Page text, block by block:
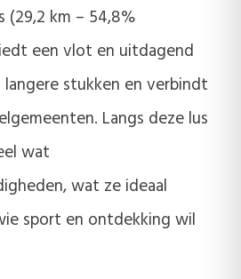
(29,2 km – 54,8%
een vlot en uitdagend
stukken en verbindt
Langs deze lus
wat
wat ze ideaal
sport en ontdekking wil